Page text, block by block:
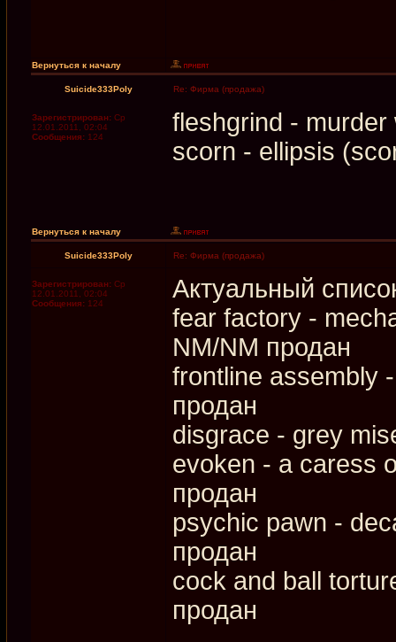
Вернуться к началу
Suicide333Poly Re: Фирма (продажа)
Зарегистрирован: Ср
12.01.2011, 02:04
Сообщения: 124
fleshgrind -
scorn - ellipsis
Вернуться к началу
Suicide333Poly Re: Фирма (продажа)
Зарегистрирован: Ср
12.01.2011, 02:04
Сообщения: 124
Актуальный
fear factory -
NM/NM продан
frontline assembly
продан
disgrace - grey
evoken - a caress
продан
psychic pawn -
продан
cock and ball
продан